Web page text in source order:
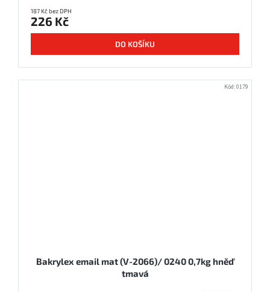
187 Kč bez DPH
226 Kč
DO KOŠÍKU
Bakrylex email mat (V-2066)/ 0240 0,7kg hněď
tmavá
Kód:0179